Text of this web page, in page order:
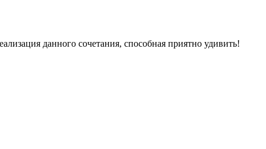
данного сочетания, способная приятно удивить!